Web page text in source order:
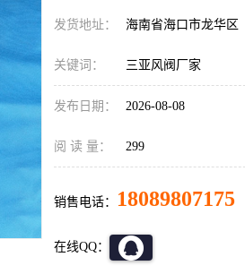
发货地址： 海南省海口市龙华区
关键词： 三亚风阀厂家
发布日期： 2026-08-08
阅 读 量： 299
销售电话： 18089807175
在线QQ：